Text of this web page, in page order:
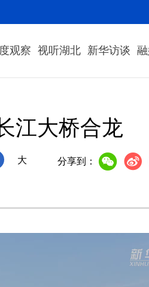
观察 视听湖北 新华访谈
江大桥合龙
大 分享到：